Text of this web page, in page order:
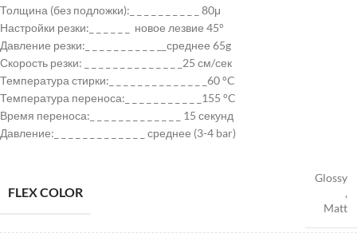
Толщина (без подложки):_ _ _ _ _ _ _ _ _ _ 80μ
Настройки резки:_ _ _ _ _ _ новое лезвие 45°
Давление резки:_ _ _ _ _ _ _ _ _ _ __среднее 65g
Скорость резки: _ _ _ _ _ _ _ _ _ _ _ _ _ _25 см/сек
Температура стирки:_ _ _ _ _ _ _ _ _ _ _ _ _ _60 °C
Температура переноса:_ _ _ _ _ _ _ _ _ _ _155 °C
Время переноса:_ _ _ _ _ _ _ _ _ _ _ _ _ 15 секунд
Давление:_ _ _ _ _ _ _ _ _ _ _ _ _ среднее (3-4 bar)
FLEX COLOR
Glossy
,
Matt